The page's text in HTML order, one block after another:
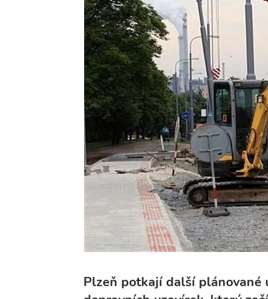
Plzeň potkají další plánované